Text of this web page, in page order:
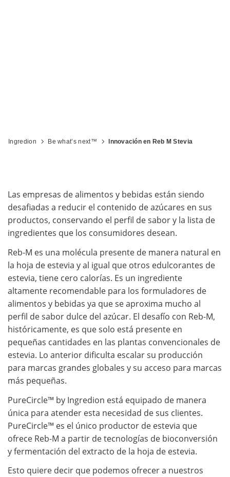
Ingredion Be what’s next™ Innovación en Reb M Stevia
Las empresas de alimentos y bebidas están siendo
desafiadas a reducir el contenido de azúcares en sus
productos, conservando el perfil de sabor y la lista de
ingredientes que los consumidores desean.
Reb-M es una molécula presente de manera natural en
la hoja de estevia y al igual que otros edulcorantes de
estevia, tiene cero calorías. Es un ingrediente
altamente recomendable para los formuladores de
alimentos y bebidas ya que se aproxima mucho al
perfil de sabor dulce del azúcar. El desafío con Reb-M,
históricamente, es que solo está presente en
pequeñas cantidades en las plantas convencionales de
estevia. Lo anterior dificulta escalar su producción
para marcas grandes globales y su acceso para marcas
más pequeñas.
PureCircle™ by Ingredion está equipado de manera
única para atender esta necesidad de sus clientes.
PureCircle™ es el único productor de estevia que
ofrece Reb-M a partir de tecnologías de bioconversión
y fermentación del extracto de la hoja de estevia.
Esto quiere decir que podemos ofrecer a nuestros